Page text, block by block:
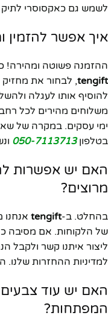
לשמש גם כאקסוסרי
איך אפשר להזמין
ההזמנה פשוטה ומהירה!
tengift, לבחור את
להוסיף אותו לעגלה
משלוחים מהירים לכל
ימי עסקים. במקרה של
בטלפון050-7113713
האם יש אפשרות
מרוצים?
בהחלט. ב-tengift אנחנו
של הלקוחות. אם מסיבה
ליצור איתנו קשר ולקבל
למדיניות ההחזרות שלנו.
האם יש עוד
המפתחות?